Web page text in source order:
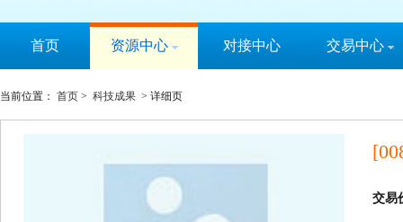
首页 资源中心 对接中心 交易中心
技术需求
当前位置： 首页 > 科技成果 > 详细页
交易